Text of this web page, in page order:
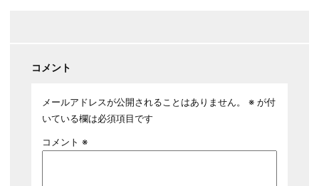
コメント
メールアドレスが公開されることはありません。 ※が付
いている欄は必須項目です
コメント ※